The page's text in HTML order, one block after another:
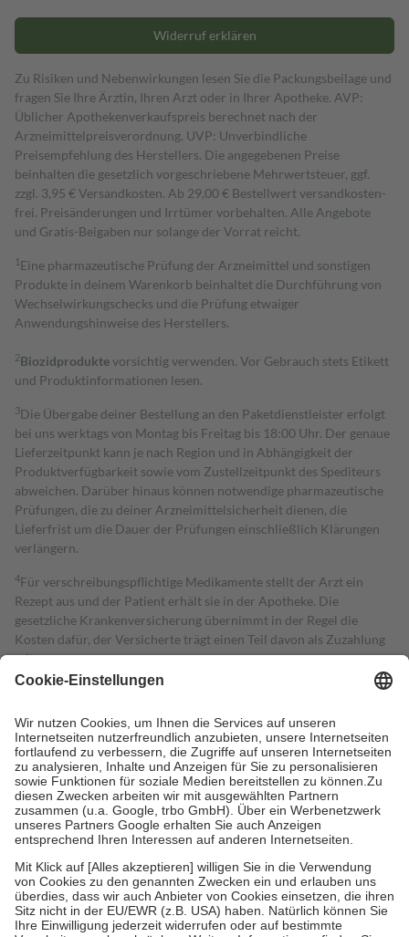
Widerruf erklären
Zu Risiken und Nebenwirkungen lesen Sie die Packungsbeilage und
fragen Sie Ihre Ärztin, Ihren Arzt oder in Ihrer Apotheke. AVP:
Üblicher Apothekenverkaufspreis berechnet nach der
Arzneimittelpreisverordnung. UVP: Unverbindliche
Preisempfehlung des Herstellers. Die angegebenen Preise
beinhalten die gesetzlich vorgeschriebene Mehrwertsteuer, ggf.
zzgl. 3,95 € Versandkosten. Ab 29,00 € Bestell­wert versand­kosten­
frei. Preisänderungen und Irrtümer vorbehalten. Alle Angebote
und Gratis-Beigaben nur solange der Vorrat reicht.
1 Eine pharmazeutische Prüfung der Arzneimittel und sonstigen
Produkte in deinem Warenkorb beinhaltet die Durchführung von
Wechselwirkungschecks und die Prüfung etwaiger
Anwendungshinweise des Herstellers.
2Biozidproduktevorsichtig verwenden. Vor Gebrauch stets Etikett
und Produktinformationen lesen.
3Die Übergabe deiner Bestellung an den Paketdienstleister erfolgt
bei uns werktags von Montag bis Freitag bis 18:00 Uhr. Der genaue
Lieferzeitpunkt kann je nach Region und in Abhängigkeit der
Produktverfügbarkeit sowie vom Zustellzeitpunkt des Spediteurs
abweichen. Darüber hinaus können notwendige pharmazeutische
Prüfungen, die zu deiner Arzneimittelsicherheit dienen, die
Lieferfrist um die Dauer der Prüfungen einschließlich Klärungen
verlängern.
4Für verschreibungspflichtige Medikamente stellt der Arzt ein
Rezept aus und der Patient erhält sie in der Apotheke. Die
gesetzliche Krankenversicherung übernimmt in der Regel die
Kosten dafür, der Versicherte trägt einen Teil davon als Zuzahlung
mit.
Grundsätzlich leisten Mitglieder Zuzahlungen in Höhe von zehn
höchstens zehn Euro.
Es sind jedoch nie mehr als die tatsächlichen
Kosten der Leistung zu entrichten.
Diese Regeln gelten grundsätzlich auch für Online-Apotheken.
Bei Heilmitteln und häuslicher Krankenpflege beträgt die
Zuzahlung zehn Prozent der Kosten sowie zehn Euro je
Verordnung.
Um das Engagement der Versicherten für ihre eigene Gesundheit zu
stärken und die besondere Stellung der Familie zu unterstützen,
fallenkeine Zuzahlungenan bei:
• Kindern und Jugendlichen bis zum vollendeten 18. Lebensjahr
mit Ausnahme der Fahrkosten
• Untersuchungen zur Vorsorge und Früherkennung, die von der